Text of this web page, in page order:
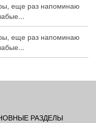
еще раз напоминаю
еще раз напоминаю
РАЗДЕЛЫ